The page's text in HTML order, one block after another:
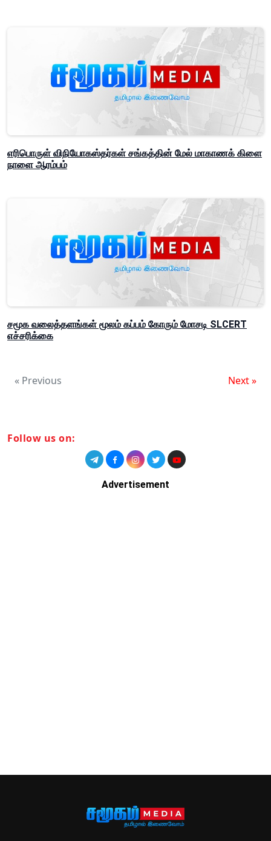
எரிபொருள் விநியோகஸ்தர்கள் சங்கத்தின் மேல் மாகாணக் கிளை
நாளை ஆரம்பம்
சமூக வலைத்தளங்கள் மூலம் கப்பம் கோரும் மோசடி SLCERT
எச்சரிக்கை
« Previous Next »
Follow us on:
Advertisement